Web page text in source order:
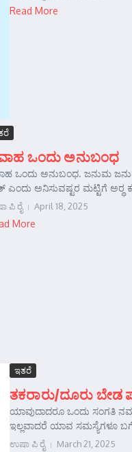
Read More
ಒಂದು ಅನುಬಂಧ
ಒಂದು ಅನುಬಂಧ. ಜನುಮ
ಅನಿಸುವಷ್ಟರ ಮಟ್ಟಿಗೆ ಅರ್‍ಥ
ಪಿ ರೈ April 18, 2025
More
ಇತರೆ
ತಕರಾರು/ದೂರು ಬೇಡ
ಯಾವುದಾದರೂ ಒಂದು ಸಂಗತಿ
ಇಲ್ಲವಾದರೆ ಯಾವ ಸಮಸ್ಯೆಗಳೂ
ಉಷಾ ಪಿ ರೈ March 21, 2025